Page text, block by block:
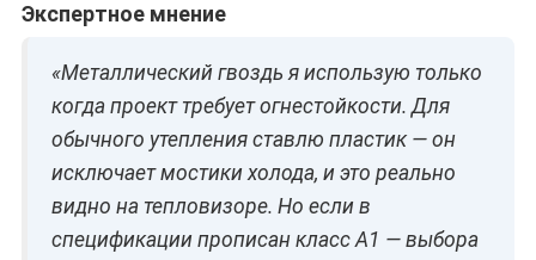
Экспертное мнение
«Металлический гвоздь я использую только
когда проект требует огнестойкости. Для
обычного утепления ставлю пластик — он
исключает мостики холода, и это реально
видно на тепловизоре. Но если в
спецификации прописан класс А1 — выбора